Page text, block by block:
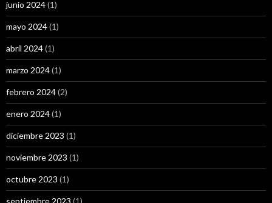
junio 2024(1)
mayo 2024(1)
abril 2024(1)
marzo 2024(1)
febrero 2024(2)
enero 2024(1)
diciembre 2023 (1)
noviembre 2023 (1)
octubre 2023 (1)
septiembre 2023 (1)